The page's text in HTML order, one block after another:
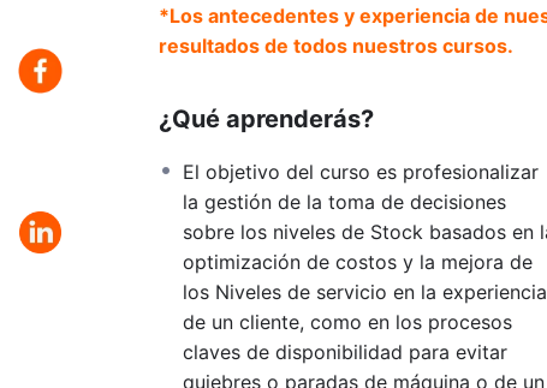
*Los antecedentes y experiencia de
resultados de todos nuestros cursos.
¿Qué aprenderás?
El objetivo del curso es profesionalizar
la gestión de la toma de decisiones
sobre los niveles de Stock basados en
optimización de costos y la mejora de
los Niveles de servicio en la experiencia
de un cliente, como en los procesos
claves de disponibilidad para evitar
quiebres o paradas de máquina o de un